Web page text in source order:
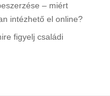
– miért
intézhető el online?
figyelj családi